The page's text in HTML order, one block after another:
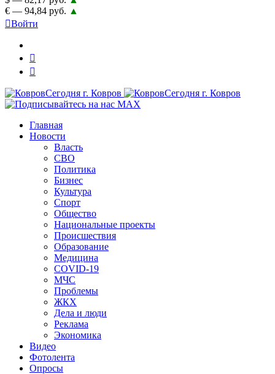
€ — 94,84 руб. ▲
Войти
Главная
Новости
Власть
СВО
Политика
Бизнес
Культура
Спорт
Общество
Национальные проекты
Происшествия
Образование
Медицина
COVID-19
МЧС
Проблемы
ЖКХ
Дела и люди
Реклама
Экономика
Видео
Фотолента
Опросы